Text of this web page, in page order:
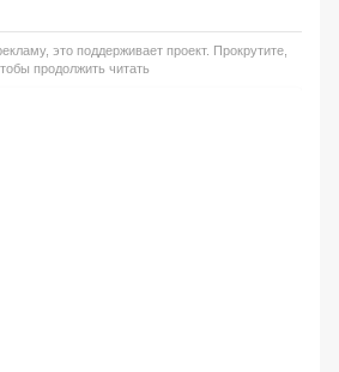
это поддерживает проект. Прокрутите,
продолжить читать